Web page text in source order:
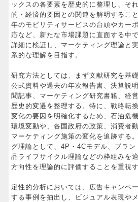
ックスの各要素を歴史的に整理し、そ
的・経済的要因との関連を解明するこ
年のモビリティサービスの台頭やカー
応など、新たな市場課題に直面する中
詳細に検証し、マーケティング理論と
系的な理解を目指す。
研究方法としては、まず文献研究を基
公式資料や過去の年次報告書、決算説
聞記事、マーケティング研究書籍、経
歴史的変遷を整理する。特に、戦略転
変化の要因を明確化するため、石油危
環境変動や、各国政府の政策、消費者
マーケティング施策の変化を追跡する
グ理論として、4P・4Cモデル、ブラ
品ライフサイクル理論などの枠組みを
方向性を理論的に評価することを重視す
定性的分析においては、広告キャンペ
する事例を抽出し、ビジュアル表現や